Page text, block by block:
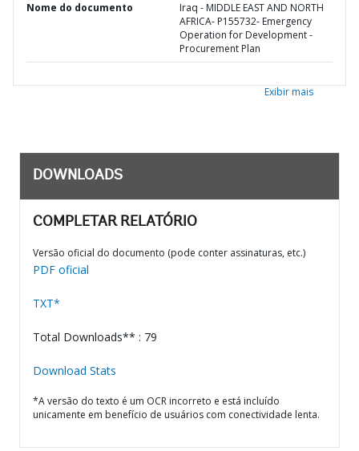
Nome do documento
Iraq - MIDDLE EAST AND NORTH
AFRICA- P155732- Emergency
Operation for Development -
Procurement Plan
Exibir mais
DOWNLOADS
COMPLETAR RELATÓRIO
Versão oficial do documento (pode conter assinaturas, etc.)
PDF oficial
TXT*
Total Downloads** : 79
Download Stats
*A versão do texto é um OCR incorreto e está incluído
unicamente em benefício de usuários com conectividade lenta.